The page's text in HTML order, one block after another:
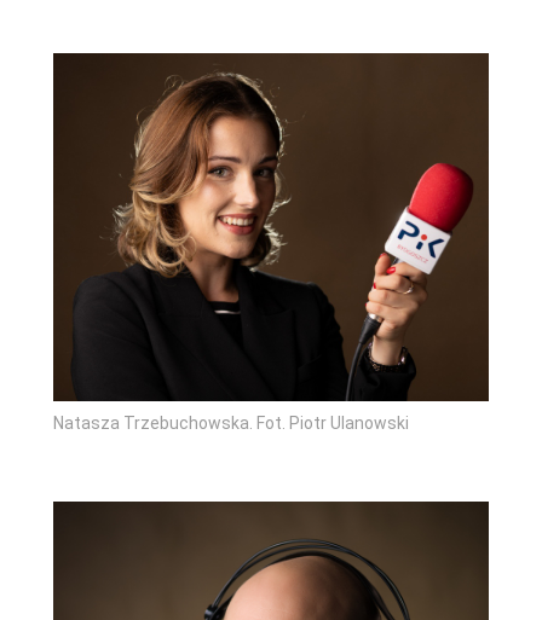
Natasza Trzebuchowska. Fot. Piotr Ulanowski